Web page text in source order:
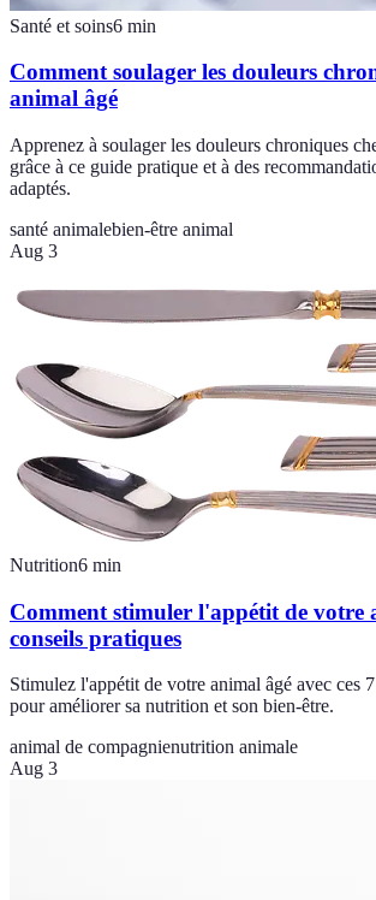
Santé et soins6 min
Comment soulager les douleurs
animal âgé
Apprenez à soulager les douleurs chroniques
grâce à ce guide pratique et à des
adaptés.
santé animalebien-être animal
Aug 3
Nutrition6 min
Comment stimuler l'appétit de votre
conseils pratiques
Stimulez l'appétit de votre animal âgé avec ces
pour améliorer sa nutrition et son bien-être.
animal de compagnienutrition animale
Aug 3